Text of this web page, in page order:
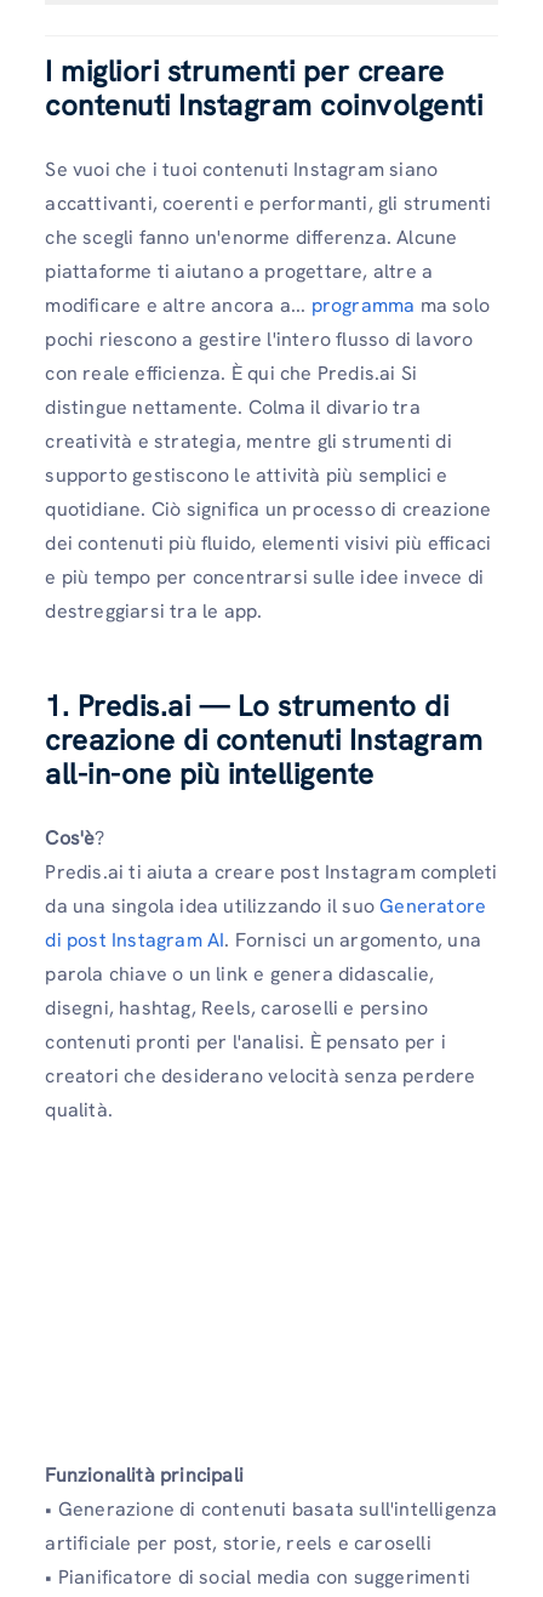
I migliori strumenti per creare
contenuti Instagram coinvolgenti
Se vuoi che i tuoi contenuti Instagram siano
accattivanti, coerenti e performanti, gli strumenti
che scegli fanno un'enorme differenza. Alcune
piattaforme ti aiutano a progettare, altre a
modificare e altre ancora a... programma ma solo
pochi riescono a gestire l'intero flusso di lavoro
con reale efficienza. È qui che Predis.ai Si
distingue nettamente. Colma il divario tra
creatività e strategia, mentre gli strumenti di
supporto gestiscono le attività più semplici e
quotidiane. Ciò significa un processo di creazione
dei contenuti più fluido, elementi visivi più efficaci
e più tempo per concentrarsi sulle idee invece di
destreggiarsi tra le app.
1. Predis.ai — Lo strumento di
creazione di contenuti Instagram
all-in-one più intelligente
Cos'è?
Predis.ai ti aiuta a creare post Instagram completi
da una singola idea utilizzando il suoGeneratore
di post Instagram AI. Fornisci un argomento, una
parola chiave o un link e genera didascalie,
disegni, hashtag, Reels, caroselli e persino
contenuti pronti per l'analisi. È pensato per i
creatori che desiderano velocità senza perdere
qualità.
Funzionalità principali
• Generazione di contenuti basata sull'intelligenza
artificiale per post, storie, reels e caroselli
• Pianificatore di social media con suggerimenti